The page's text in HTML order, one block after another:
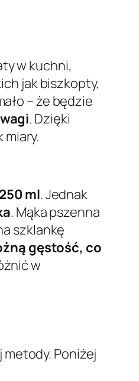
w kuchni,
jak biszkopty,
– że będzie
. Dzięki
ml. Jednak
. Mąka pszenna
szklankę
gęstość, co
w
Poniżej